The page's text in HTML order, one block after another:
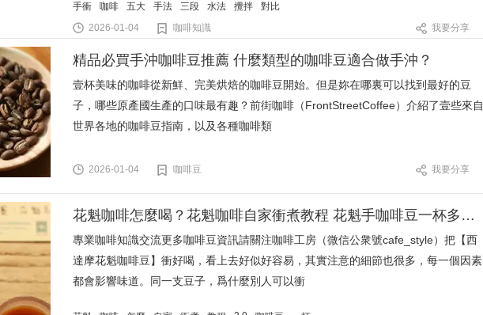
手衝 咖啡 五大 手法 三段 水法 攪拌
對比
2026-01-04
咖啡知識 我要分享
精品必買手沖咖啡豆推薦 什麼類型的咖啡豆適合做手沖？
壹杯美味的咖啡從新鮮、完美烘焙的咖啡豆開始。但是妳在哪裏可以找到最好的豆
子，哪些原產國生產的口味最有趣？前街咖啡（FrontStreetCoffee）介紹了壹些來自
世界各地的咖啡豆指南，以及各種咖啡類
2026-01-04 咖啡豆 我要分享
花魁咖啡怎麼喝？花魁咖啡自家衝煮教程 花魁手咖啡豆一杯多少錢
專業咖啡知識交流更多咖啡豆資訊請關注咖啡工房（微信公衆號cafe_style）把【西
達摩花魁咖啡豆】衝好喝，看上去好似好容易，其實注意的細節也很多，每一個因素
都會影響味道。同一支豆子，爲什麼別人可以衝